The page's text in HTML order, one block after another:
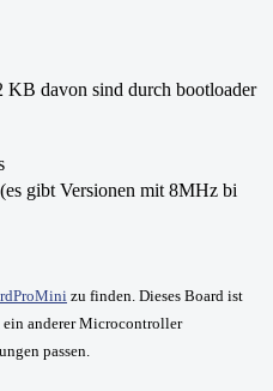
KB davon sind durch bootloader
(es gibt Versionen mit 8MHz bi
zu finden. Dieses Board ist
ein anderer Microcontroller
passen.